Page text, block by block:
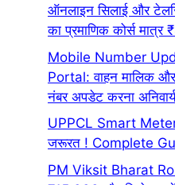
ऑनलाइन सिलाई और
का प्रमाणिक कोर्स मात्र
Mobile Number
Portal: वाहन मालिक
नंबर अपडेट करना अनिवार्य
UPPCL Smart
जरूरत ! Complete
PM Viksit Bharat